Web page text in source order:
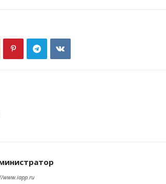
www.iapp.ru